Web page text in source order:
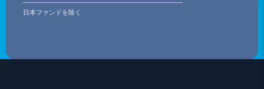
日本ファンドを除く